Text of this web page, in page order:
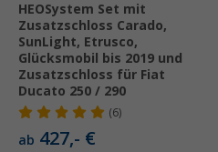
HEOSystem Set mit
Zusatzschloss Carado,
SunLight, Etrusco,
Glücksmobil bis 2019 und
Zusatzschloss für Fiat
Ducato 250 / 290
(6)
ab 427,- €